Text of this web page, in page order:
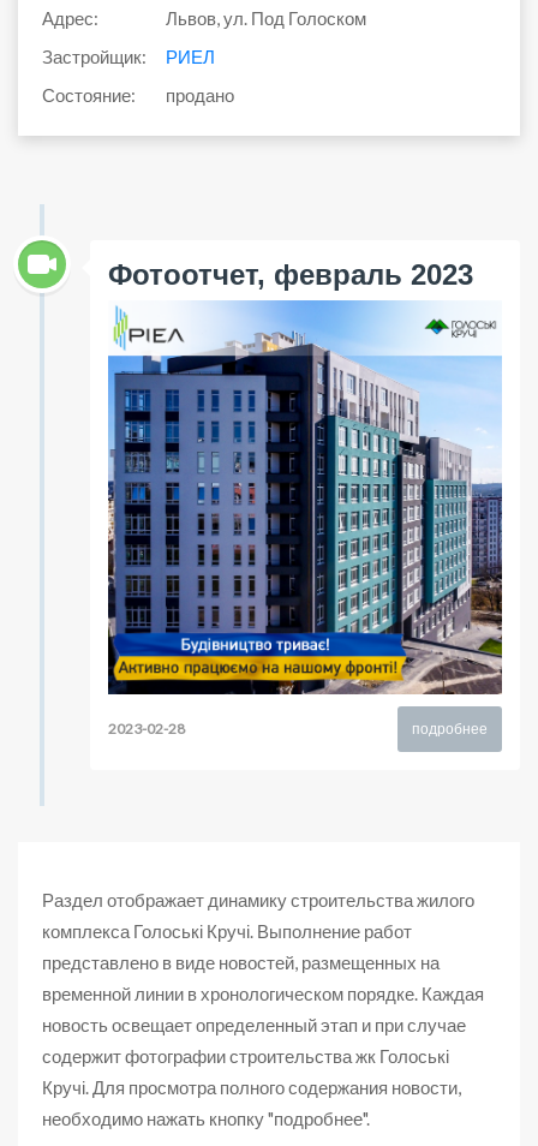
Адрес:
Львов, ул. Под Голоском
Застройщик:
РИЕЛ
Состояние:
продано
Фотоотчет, февраль 2023
подробнее
2023-02-28
Раздел отображает динамику строительства жилого
комплекса Голоські Кручі. Выполнение работ
представлено в виде новостей, размещенных на
временной линии в хронологическом порядке. Каждая
новость освещает определенный этап и при случае
содержит фотографии строительства жк Голоські
Кручі. Для просмотра полного содержания новости,
необходимо нажать кнопку "подробнее".